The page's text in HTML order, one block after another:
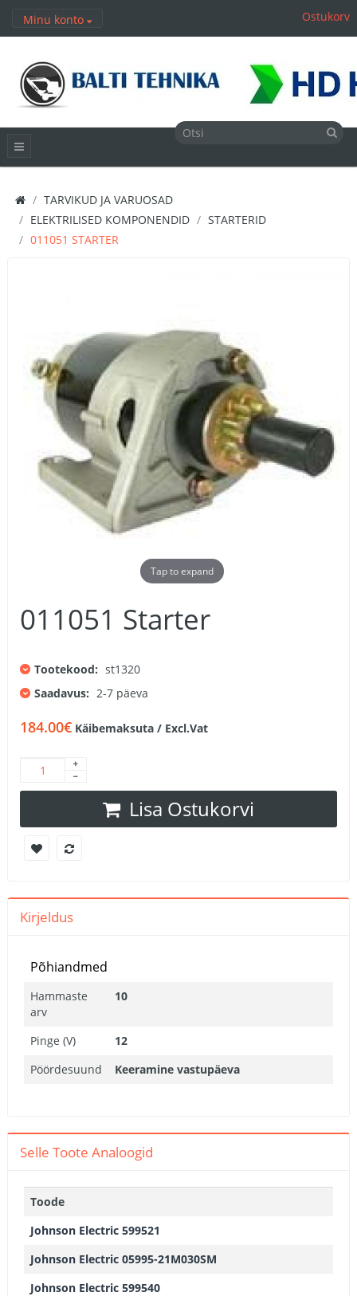
Minu konto Ostukorv
TARVIKUD JA VARUOSAD
ELEKTRILISED KOMPONENDID
STARTERID
011051 STARTER
Tap to expand
011051 Starter
Tootekood: st1320
Saadavus: 2-7 päeva
184.00€ Käibemaksuta / Excl.Vat
Lisa Ostukorvi
Kirjeldus
Põhiandmed
Hammaste
arv
10
Pinge (V)
12
Pöördesuund
Keeramine vastupäeva
Selle Toote Analoogid
Toode
Johnson Electric 599521
Johnson Electric 05995-21M030SM
Johnson Electric 599540